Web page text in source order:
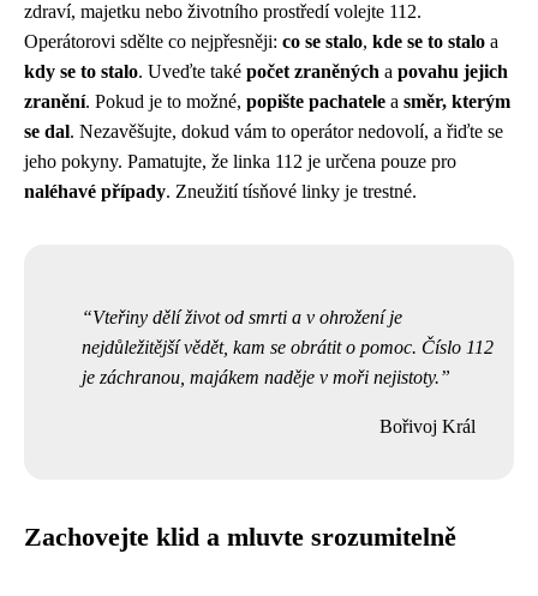
zdraví, majetku nebo životního prostředí volejte 112.
Operátorovi sdělte co nejpřesněji: co se stalo, kde se to stalo a
kdy se to stalo. Uveďte také počet zraněných a povahu jejich
zranění. Pokud je to možné, popište pachatele a směr, kterým
se dal. Nezavěšujte, dokud vám to operátor nedovolí, a řiďte se
jeho pokyny. Pamatujte, že linka 112 je určena pouze pro
naléhavé případy. Zneužití tísňové linky je trestné.
Vteřiny dělí život od smrti a v ohrožení je
nejdůležitější vědět, kam se obrátit o pomoc. Číslo 112
je záchranou, majákem naděje v moři nejistoty.
Bořivoj Král
Zachovejte klid a mluvte srozumitelně